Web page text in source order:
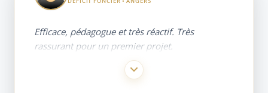
Efficace, pédagogue et très réactif. Très
rassurant pour un premier projet.